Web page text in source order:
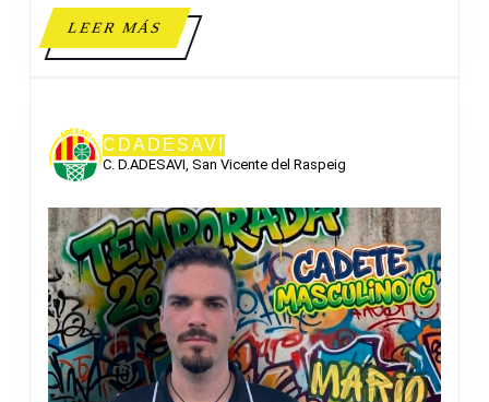
LEER MÁSLEER
MÁS
CDADESAVI
C. D.ADESAVI, San Vicente del Raspeig